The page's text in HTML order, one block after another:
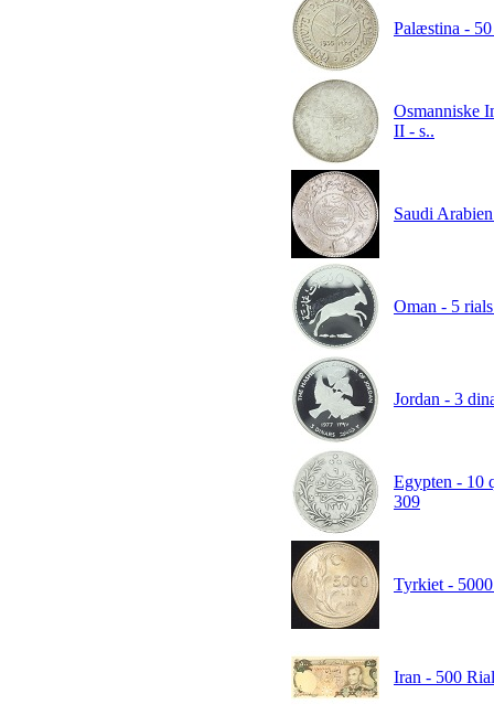
Palæstina -
Osmanniske
II - s..
Saudi
Oman - 5
Jordan - 3
Egypten - 10
309
Tyrkiet -
Iran - 500